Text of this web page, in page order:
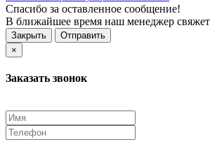
Спасибо за оставленное сообщение!
В ближайшее время наш менеджер
Закрыть
Отправить
×
Заказать звонок